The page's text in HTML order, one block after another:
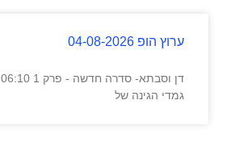
ערוץ הופ 04-08-2026
גמדי הגינה של